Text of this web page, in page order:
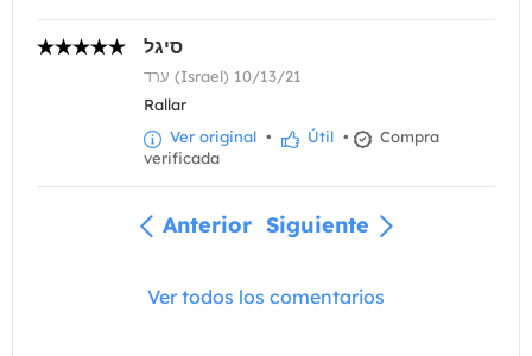
סיגל
ערד (Israel) 10/13/21
Rallar
Ver original • Útil •
Compra
verificada
Anterior Siguiente
Ver todos los comentarios